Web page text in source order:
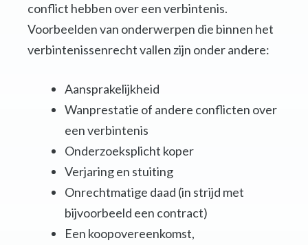
conflict hebben over een verbintenis.
Voorbeelden van onderwerpen die binnen het
verbintenissenrecht vallen zijn onder andere:
Aansprakelijkheid
Wanprestatie of andere conflicten over
een verbintenis
Onderzoeksplicht koper
Verjaring en stuiting
Onrechtmatige daad (in strijd met
bijvoorbeeld een contract)
Een koopovereenkomst,